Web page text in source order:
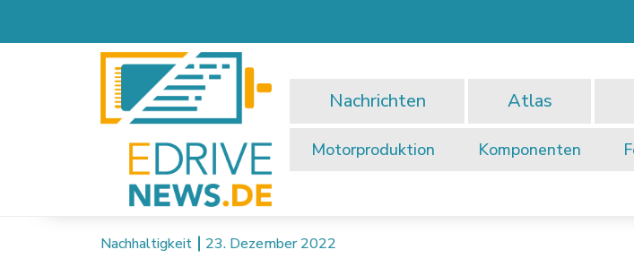
Nachrichten Atlas
Motorproduktion Komponenten
Nachhaltigkeit 23. Dezember 2022